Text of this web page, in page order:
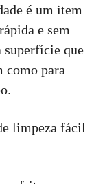
é um item
e sem
superfície que
como para
limpeza fácil